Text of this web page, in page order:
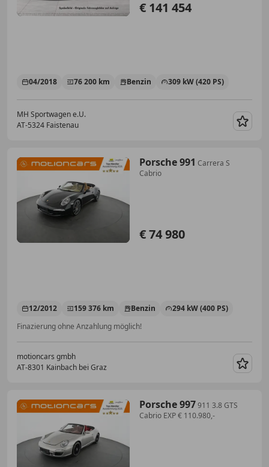
€ 141 454
04/2018 76 200 km Benzin 309 kW (420 PS)
MH Sportwagen e.U.
AT-5324 Faistenau
Porsche 991 Carrera S
Cabrio
€ 74 980
12/2012 159 376 km Benzin
294 kW (400 PS)
Finazierung ohne Anzahlung möglich!
motioncars gmbh
AT-8301 Kainbach bei Graz
Porsche 997911 3.8 GTS
Cabrio EXP € 110.980,-